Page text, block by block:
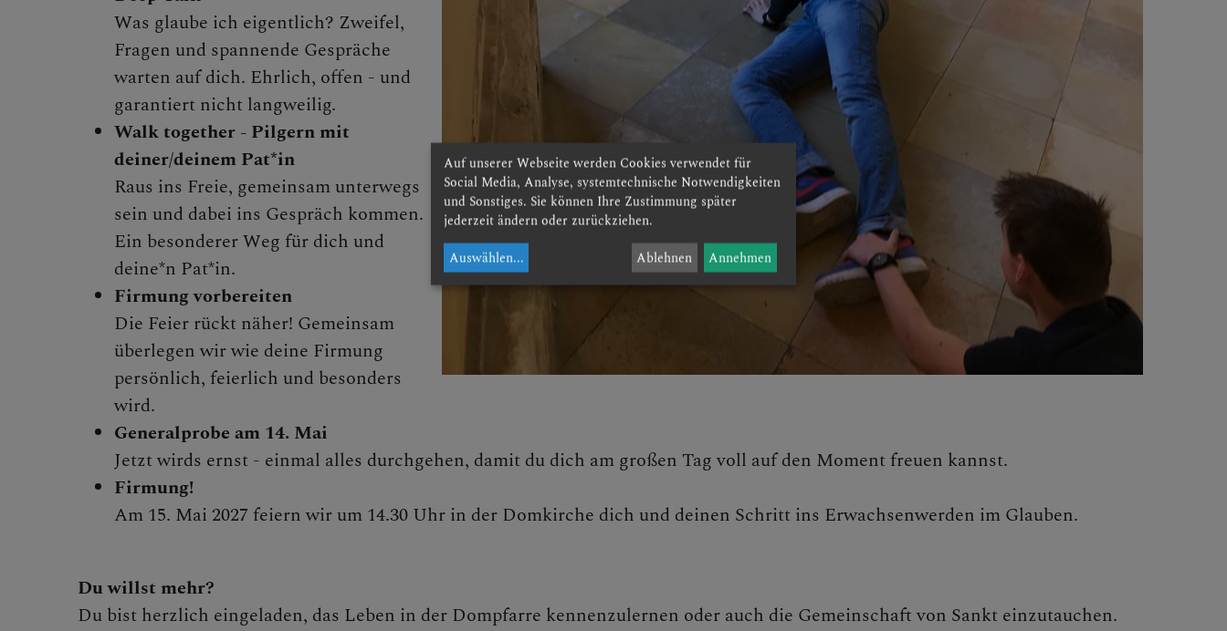
GLAUBENSVERTIEFUNG
DOMKIRCHE
Was glaube ich eigentlich? Zweifel,
Fragen und spannende Gespräche
warten auf dich. Ehrlich, offen - und
garantiert nicht langweilig.
Walk together - Pilgern mit
deiner/deinem Pat*in
Raus ins Freie, gemeinsam unterwegs
sein und dabei ins Gespräch kommen.
Ein besonderer Weg für dich und
deine*n Pat*in.
Firmung vorbereiten
Die Feier rückt näher! Gemeinsam
überlegen wir wie deine Firmung
persönlich, feierlich und besonders
wird.
Generalprobe am 14. Mai
Jetzt wirds ernst - einmal alles durchgehen, damit du dich am großen Tag voll auf den Moment freuen kannst.
Firmung!
Am 15. Mai 2027 feiern wir um 14.30 Uhr in der Domkirche dich und deinen Schritt ins Erwachsenwerden im Glauben.
Du willst mehr?
Du bist herzlich eingeladen, das Leben in der Dompfarre kennenzulernen oder auch die Gemeinschaft von Sankt einzutauchen.
Auf unserer Webseite werden Cookies verwendet für
Social Media, Analyse, systemtechnische Notwendigkeiten
und Sonstiges. Sie können Ihre Zustimmung später
jederzeit ändern oder zurückziehen.
Auswählen... Ablehnen Annehmen